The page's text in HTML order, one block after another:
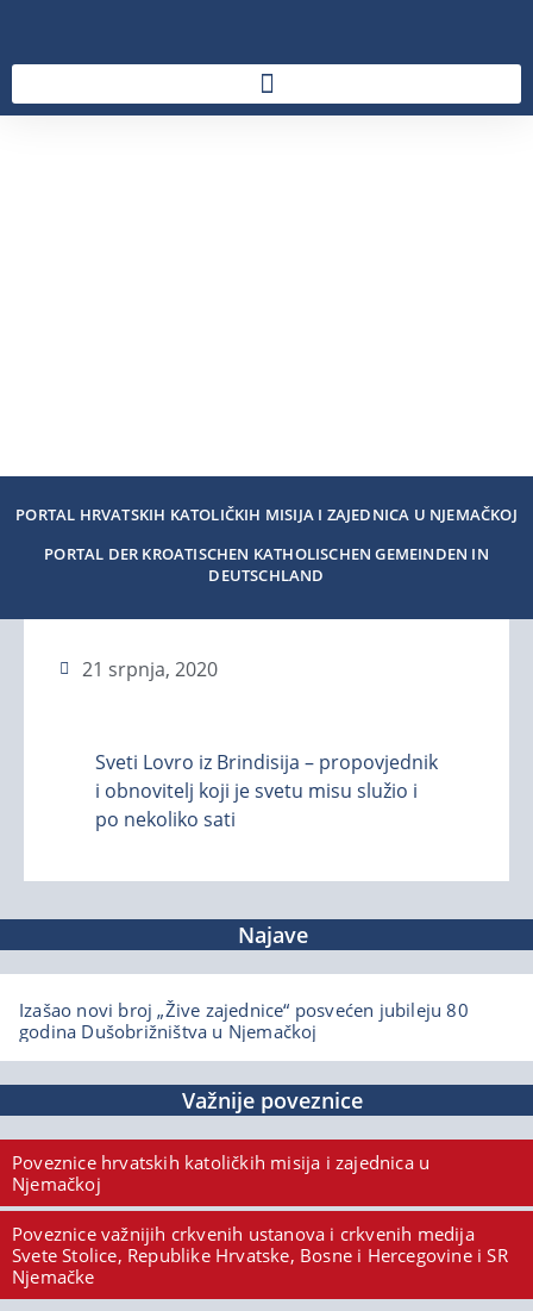
PORTAL HRVATSKIH KATOLIČKIH MISIJA I ZAJEDNICA U NJEMAČKOJ
PORTAL DER KROATISCHEN KATHOLISCHEN GEMEINDEN IN
DEUTSCHLAND
21 srpnja, 2020
Sveti Lovro iz Brindisija – propovjednik
i obnovitelj koji je svetu misu služio i
po nekoliko sati
Najave
Izašao novi broj „Žive zajednice“ posvećen jubileju 80
godina Dušobrižništva u Njemačkoj
Važnije poveznice
Poveznice hrvatskih katoličkih misija i zajednica u
Njemačkoj
Poveznice važnijih crkvenih ustanova i crkvenih medija
Svete Stolice, Republike Hrvatske, Bosne i Hercegovine i SR
Njemačke